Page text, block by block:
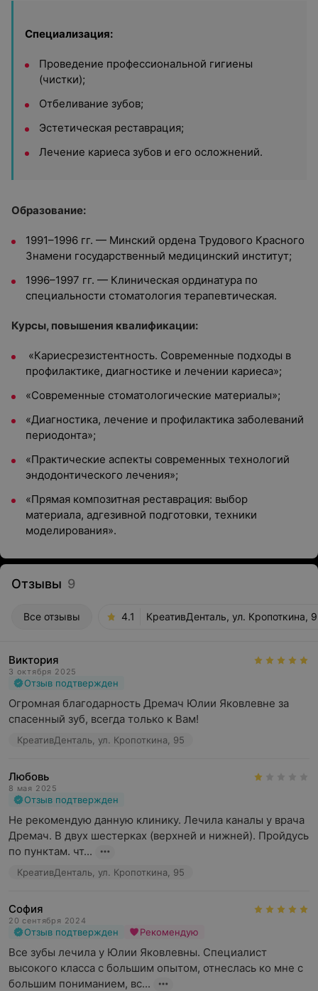
Специализация:
Проведение профессиональной гигиены
(чистки);
Отбеливание зубов;
Эстетическая реставрация;
Лечение кариеса зубов и его осложнений.
Образование:
1991–1996 гг. — Минский ордена Трудового Красного
Знамени государственный медицинский институт;
1996–1997 гг. — Клиническая ординатура по
специальности стоматология терапевтическая.
Курсы, повышения квалификации:
«Кариесрезистентность. Современные подходы в
профилактике, диагностике и лечении кариеса»;
«Современные стоматологические материалы»;
«Диагностика, лечение и профилактика заболеваний
периодонта»;
«Практические аспекты современных технологий
эндодонтического лечения»;
«Прямая композитная реставрация: выбор
материала, адгезивной подготовки, техники
моделирования».
Отзывы 9
Все отзывы 4.1 КреативДенталь, ул. Кропоткина,
Виктория
3 октября 2025
Отзыв подтвержден
Огромная благодарность Дремач Юлии Яковлевне за
спасенный зуб, всегда только к Вам!
КреативДенталь, ул. Кропоткина, 95
Любовь
8 мая 2025
Отзыв подтвержден
Не рекомендую данную клинику. Лечила каналы у врача
Дремач. В двух шестерках (верхней и нижней). Пройдусь
по пунктам. чт...
КреативДенталь, ул. Кропоткина, 95
София
20 сентября 2024
Отзыв подтвержден Рекомендую
Все зубы лечила у Юлии Яковлевны. Специалист
высокого класса с большим опытом, отнеслась ко мне с
большим пониманием, вс...